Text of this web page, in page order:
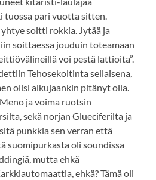
pari vuotta sitten.
soitti rokkia. Jytää ja
soittaessa jouduin toteamaan
voi pestä lattioita”.
Tehosekoitinta sellaisena,
olisi alkujaankin pitänyt olla.
ja voima ruotsin
sekä norjan Glueciferilta ja
punkkia sen verran että
suomipurkasta oli soundissa
mutta ehkä
ehkä? Tämä oli